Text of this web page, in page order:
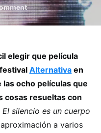
elegir que película
Alternativa en
ocho películas que
cosas resueltas con
El silencio es un cuerpo
a varios